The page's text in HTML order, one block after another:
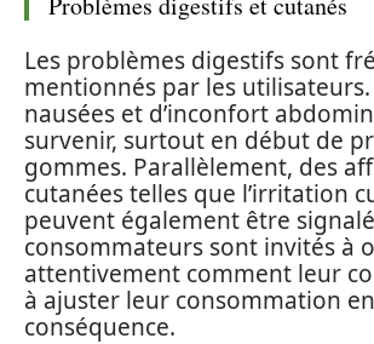
Les problèmes digestifs sont
mentionnés par les utilisateurs.
nausées et d’inconfort
survenir, surtout en début de
gommes. Parallèlement, des
cutanées telles que l’irritation
peuvent également être
consommateurs sont invités à
attentivement comment leur
à ajuster leur consommation en
conséquence.